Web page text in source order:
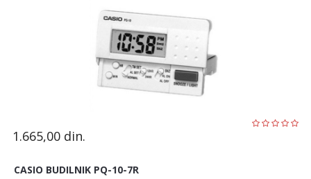
1.665,00 din.
CASIO BUDILNIK PQ-10-7R